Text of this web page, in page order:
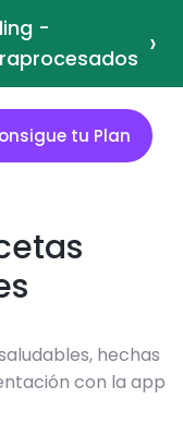
-
›
tu Plan
hechas
con la app